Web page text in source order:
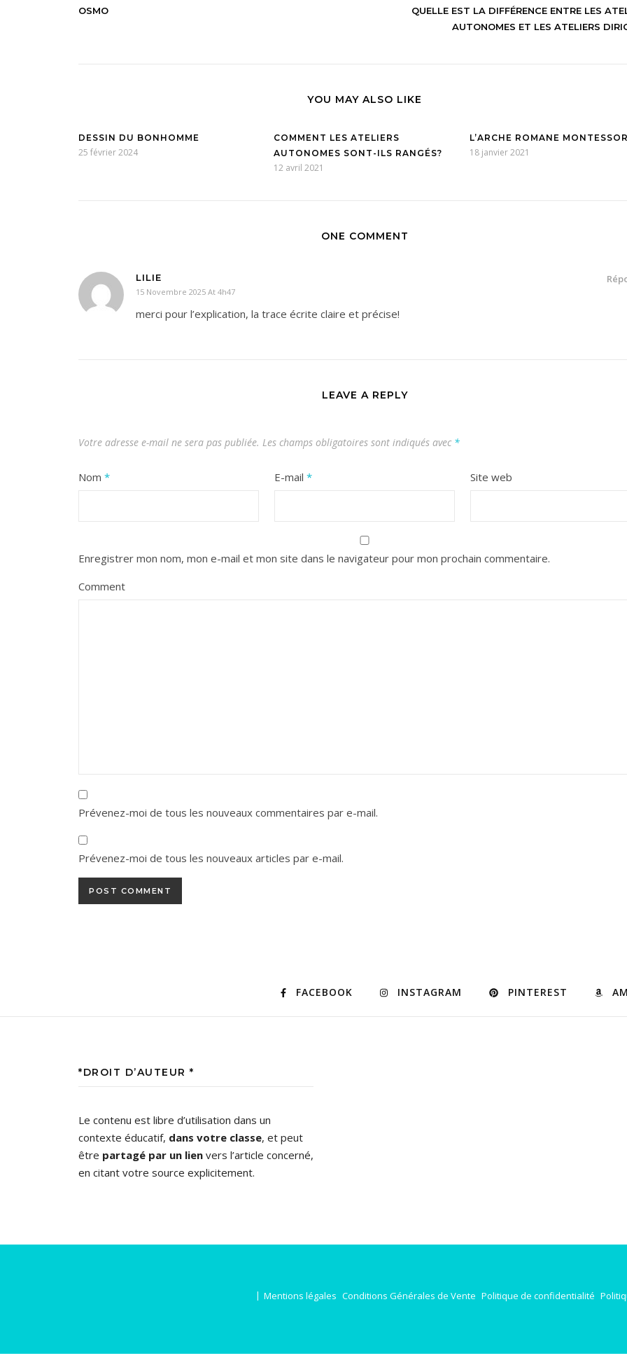
OSMO
QUELLE EST LA DIFFÉRENCE ENTRE LES
AUTONOMES ET LES ATELIERS
YOU MAY ALSO LIKE
DESSIN DU BONHOMME
25 février 2024
COMMENT LES ATELIERS
AUTONOMES SONT-ILS RANGÉS?
12 avril 2021
L’ARCHE ROMANE
18 janvier 2021
ONE COMMENT
LILIE
15 Novembre 2025 At 4h47
merci pour l’explication, la trace écrite claire et précise!
LEAVE A REPLY
Votre adresse e-mail ne sera pas publiée. Les champs obligatoires sont indiqués avec *
Nom * E-mail * Site web
Enregistrer mon nom, mon e-mail et mon site dans le navigateur pour mon prochain commentaire.
Comment
Prévenez-moi de tous les nouveaux commentaires par e-mail.
Prévenez-moi de tous les nouveaux articles par e-mail.
FACEBOOK INSTAGRAM PINTEREST
*DROIT D’AUTEUR *
Le contenu est libre d’utilisation dans un
contexte éducatif, dans votre classe, et peut
être partagé par un lien vers l’article concerné,
en citant votre source explicitement.
Mentions légales Conditions Générales de Vente Politique de confidentialité